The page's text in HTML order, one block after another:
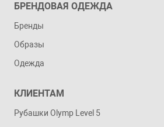
БРЕНДОВАЯ ОДЕЖДА
Бренды
Образы
Одежда
КЛИЕНТАМ
Рубашки Olymp Level 5